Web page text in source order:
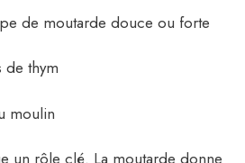
de moutarde douce ou forte
de thym
moulin